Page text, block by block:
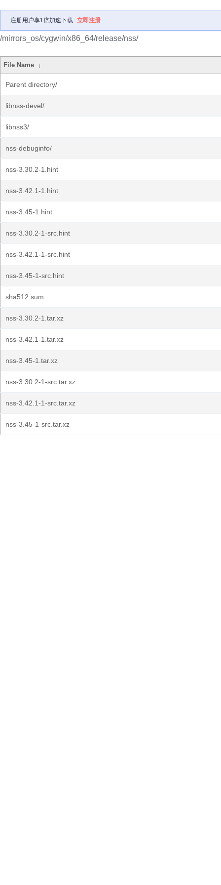
注册用户享1倍加速下载 立即注册
/mirrors_os/cygwin/x86_64/release/nss/
File Name ↓
Parent directory/
libnss-devel/
libnss3/
nss-debuginfo/
nss-3.30.2-1.hint
nss-3.42.1-1.hint
nss-3.45-1.hint
nss-3.30.2-1-src.hint
nss-3.42.1-1-src.hint
nss-3.45-1-src.hint
sha512.sum
nss-3.30.2-1.tar.xz
nss-3.42.1-1.tar.xz
nss-3.45-1.tar.xz
nss-3.30.2-1-src.tar.xz
nss-3.42.1-1-src.tar.xz
nss-3.45-1-src.tar.xz